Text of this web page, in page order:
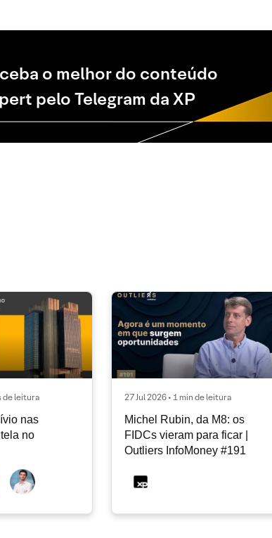
o melhor do conteúdo
pelo Telegram da XP
de leitura
nas
no
27 Jul 2026 • 1 min de leitura
Michel Rubin, da M8: os
FIDCs vieram para ficar |
Outliers InfoMoney #191